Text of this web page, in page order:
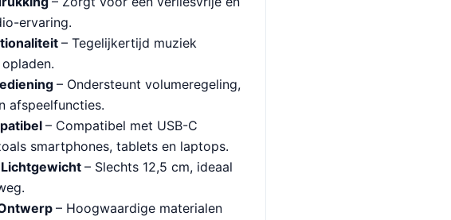
ervaring.
– Tegelijkertijd muziek
– Ondersteunt volumeregeling,
afspeelfuncties.
– Compatibel met USB-C
smartphones, tablets en laptops.
– Slechts 12,5 cm, ideaal
– Hoogwaardige materialen